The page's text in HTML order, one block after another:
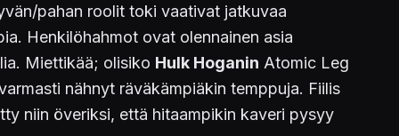
pahan roolit toki vaativat jatkuvaa
Henkilöhahmot ovat olennainen asia
Miettikää; olisiko Hulk Hoganin Atomic Leg
nähnyt räväkämpiäkin temppuja. Fiilis
niin överiksi, että hitaampikin kaveri pysyy